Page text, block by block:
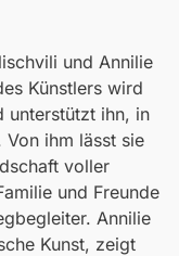
und Annilie
Künstlers wird
unterstützt ihn, in
ihm lässt sie
voller
und Freunde
Annilie
Kunst, zeigt